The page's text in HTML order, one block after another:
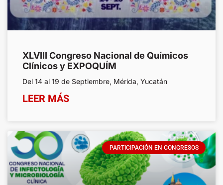
XLVIII Congreso Nacional de Químicos
Clínicos y EXPOQUÍM
Del 14 al 19 de Septiembre, Mérida, Yucatán
LEER MÁS
PARTICIPACIÓN EN CONGRESOS